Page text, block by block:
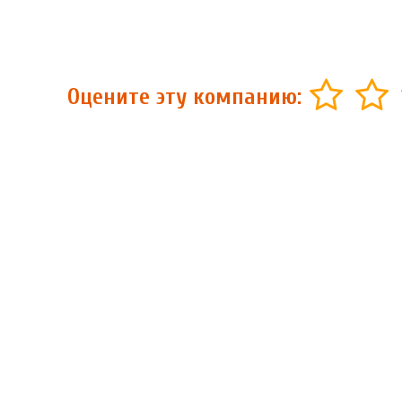
Оцените эту компанию: